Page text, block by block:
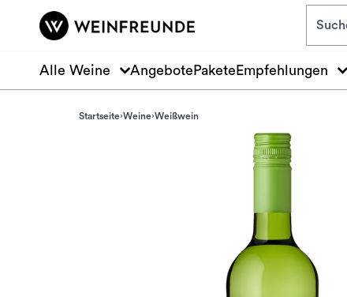
Zum Hauptinhalt springen
Alle Weine Angebote Pakete Empfehlungen
Startseite Weine Weißwein